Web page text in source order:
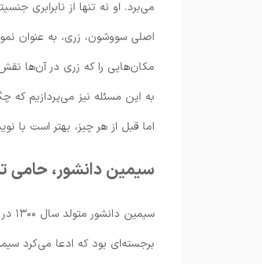
می‌برد. او نه تنها از نابرابری
اصلی سووشون، زری، به عنوان
مکان‌هایی را که زری در آن‌ها
به این مسئله نیز می‌پردازیم که
اما قبل از هر چیز، بهتر است با
سیمین دانشور، حامی
سیمین دانشور متولد سال ۱۳۰۰ در شیراز و رمان‌نویس مشهور فمنیست و ایرانی است. همسرش
برجسته‌ای بود که ادعا می‌کرد